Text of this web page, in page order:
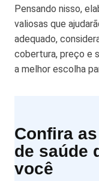
Pensando nisso,
valiosas que
adequado,
cobertura, preço e
a melhor escolha
Confira
de saúde
você